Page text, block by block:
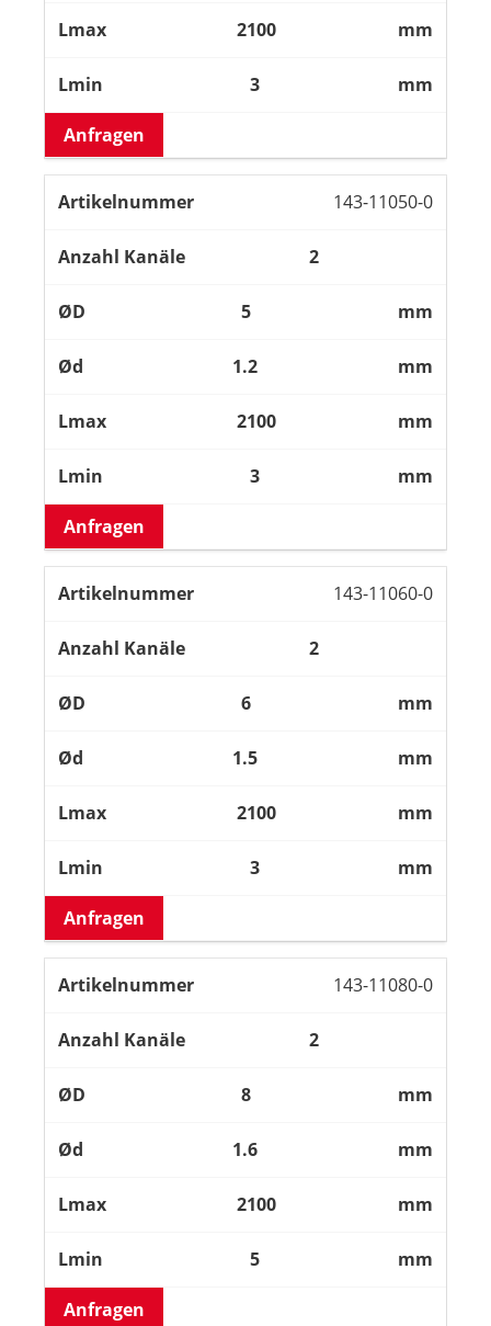
2100 mm
3 mm
Anfragen
143-11050-0
2
5 mm
1.2 mm
2100 mm
3 mm
Anfragen
143-11060-0
2
6 mm
1.5 mm
2100 mm
3 mm
Anfragen
143-11080-0
2
8 mm
1.6 mm
2100 mm
5 mm
Anfragen